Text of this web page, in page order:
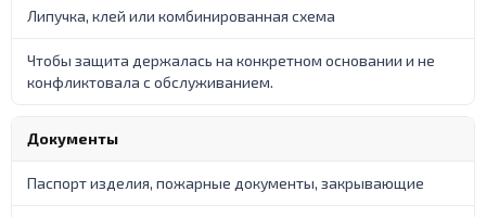
Липучка, клей или комбинированная схема
Чтобы защита держалась на конкретном основании и не
конфликтовала с обслуживанием.
Документы
Паспорт изделия, пожарные документы, закрывающие